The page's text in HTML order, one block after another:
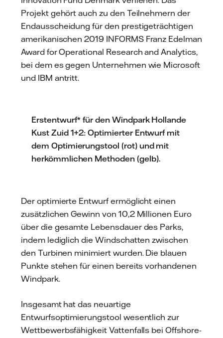
Projekt gehört auch zu den Teilnehmern der
Endausscheidung für den prestigeträchtigen
amerikanischen 2019 INFORMS Franz Edelman
Award for Operational Research and Analytics,
bei dem es gegen Unternehmen wie Microsoft
und IBM antritt.
Erstentwurf* für den Windpark Hollande
Kust Zuid 1+2: Optimierter Entwurf mit
dem Optimierungstool (rot) und mit
herkömmlichen Methoden (gelb).
Der optimierte Entwurf ermöglicht einen
zusätzlichen Gewinn von 10,2 Millionen Euro
über die gesamte Lebensdauer des Parks,
indem lediglich die Windschatten zwischen
den Turbinen minimiert wurden. Die blauen
Punkte stehen für einen bereits vorhandenen
Windpark.
Insgesamt hat das neuartige
Entwurfsoptimierungstool wesentlich zur
Wettbewerbsfähigkeit Vattenfalls bei Offshore-